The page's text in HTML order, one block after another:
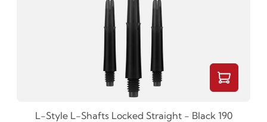
L-Style L-Shafts Locked Straight - Black 190